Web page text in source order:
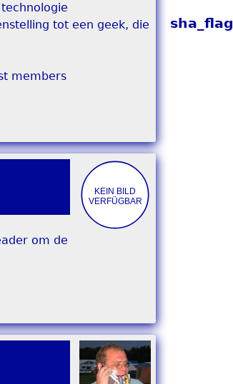
tot een geek, die
members
om de
sha_flag